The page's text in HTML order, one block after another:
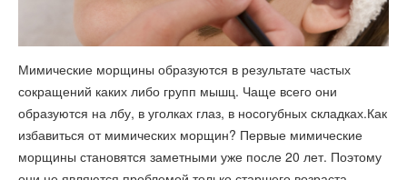
Мимические морщины образуются в результате частых
сокращений каких либо групп мышц. Чаще всего они
образуются на лбу, в уголках глаз, в носогубных складках.Как
избавиться от мимических морщин? Первые мимические
морщины становятся заметными уже после 20 лет. Поэтому